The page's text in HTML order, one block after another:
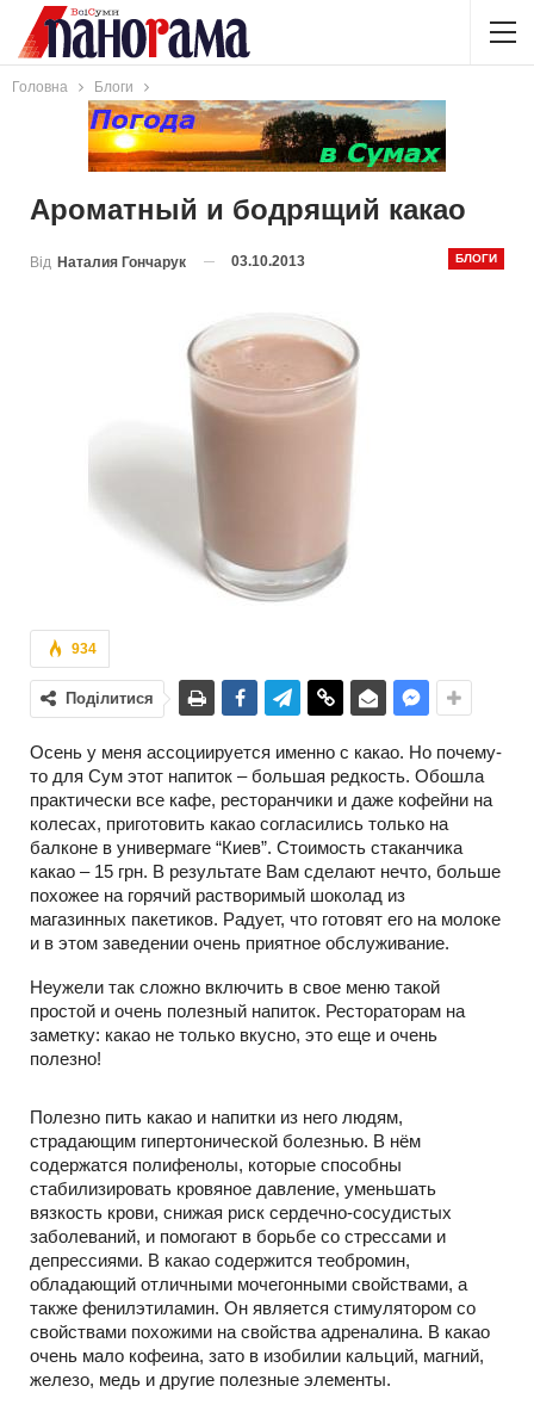
Головна Блоги
Ароматный и бодрящий какао
БЛОГИ
Від Наталия Гончарук 03.10.2013
934
Поділитися
Осень у меня ассоциируется именно с какао. Но почему-
то для Сум этот напиток – большая редкость. Обошла
практически все кафе, ресторанчики и даже кофейни на
колесах, приготовить какао согласились только на
балконе в универмаге “Киев”. Стоимость стаканчика
какао – 15 грн. В результате Вам сделают нечто, больше
похожее на горячий растворимый шоколад из
магазинных пакетиков. Радует, что готовят его на молоке
и в этом заведении очень приятное обслуживание.
Неужели так сложно включить в свое меню такой
простой и очень полезный напиток. Рестораторам на
заметку: какао не только вкусно, это еще и очень
полезно!
Полезно пить какао и напитки из него людям,
страдающим гипертонической болезнью. В нём
содержатся полифенолы, которые способны
стабилизировать кровяное давление, уменьшать
вязкость крови, снижая риск сердечно-сосудистых
заболеваний, и помогают в борьбе со стрессами и
депрессиями. В какао содержится теобромин,
обладающий отличными мочегонными свойствами, а
также фенилэтиламин. Он является стимулятором со
свойствами похожими на свойства адреналина. В какао
очень мало кофеина, зато в изобилии кальций, магний,
железо, медь и другие полезные элементы.